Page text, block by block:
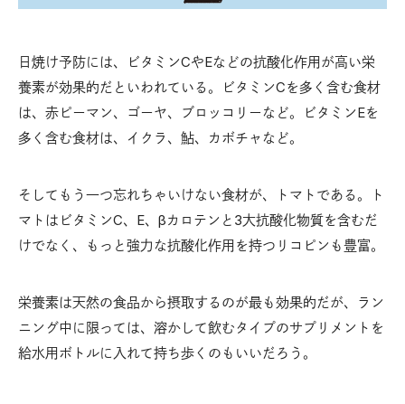
日焼け予防には、ビタミンCやEなどの抗酸化作用が高い栄
養素が効果的だといわれている。ビタミンCを多く含む食材
は、赤ピーマン、ゴーヤ、ブロッコリーなど。ビタミンEを
多く含む食材は、イクラ、鮎、カボチャなど。
そしてもう一つ忘れちゃいけない食材が、トマトである。ト
マトはビタミンC、E、βカロテンと3大抗酸化物質を含むだ
けでなく、もっと強力な抗酸化作用を持つリコピンも豊富。
栄養素は天然の食品から摂取するのが最も効果的だが、ラン
ニング中に限っては、溶かして飲むタイプのサプリメントを
給水用ボトルに入れて持ち歩くのもいいだろう。